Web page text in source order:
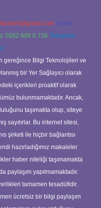
Teams:
0262 606 0 726 Telegram:
gereğince Bilgi Teknolojileri ve
bir Yer Sağlayıcı olarak
içerikleri proaktif olarak
bulunmamaktadır. Ancak,
taşımakta olup, siteye
sayılırlar. Bu internet sitesi,
şirketi ile hiçbir bağlantısı
hazırladığımız makaleler
haber niteliği taşımamakta
paylaşım yapılmamaktadır.
tamamen tesadüfidir.
ücretsiz bir bilgi paylaşım